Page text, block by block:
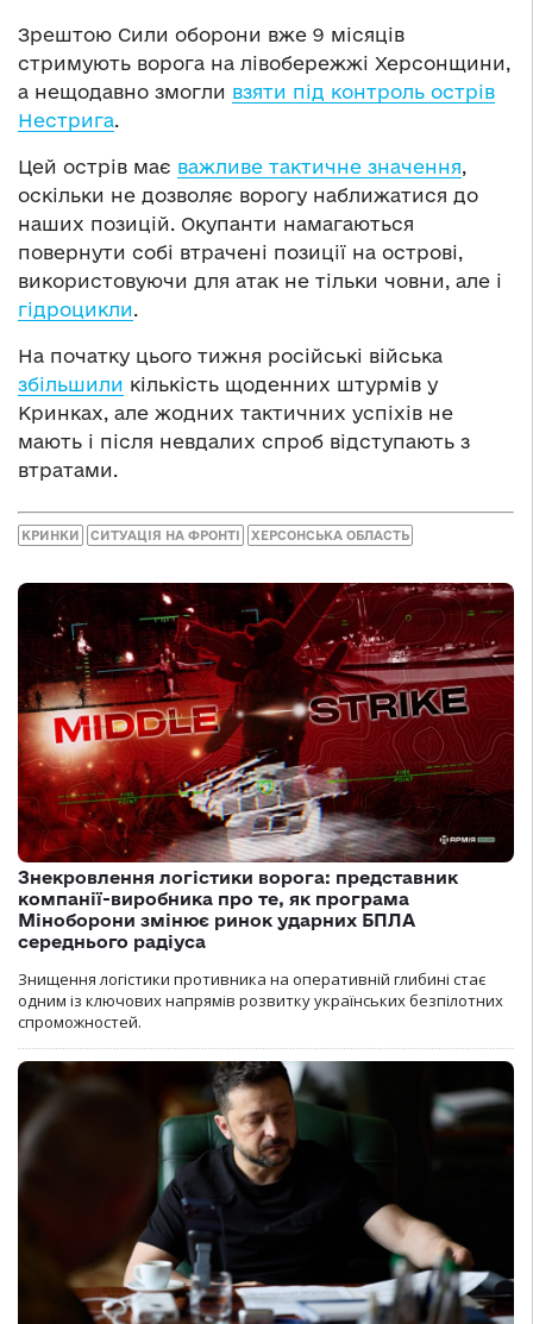
Зрештою Сили оборони вже 9 місяців
стримують ворога на лівобережжі Херсонщини,
а нещодавно змогли взяти під контроль острів
Нестрига.
Цей острів має важливе тактичне значення,
оскільки не дозволяє ворогу наближатися до
наших позицій. Окупанти намагаються
повернути собі втрачені позиції на острові,
використовуючи для атак не тільки човни, але і
гідроцикли.
На початку цього тижня російські війська
збільшили кількість щоденних штурмів у
Кринках, але жодних тактичних успіхів не
мають і після невдалих спроб відступають з
втратами.
КРИНКИ СИТУАЦІЯ НА ФРОНТІ ХЕРСОНСЬКА ОБЛАСТЬ
Знекровлення логістики ворога: представник
компанії-виробника про те, як програма
Міноборони змінює ринок ударних БПЛА
середнього радіуса
Знищення логістики противника на оперативній глибині стає
одним із ключових напрямів розвитку українських безпілотних
спроможностей.